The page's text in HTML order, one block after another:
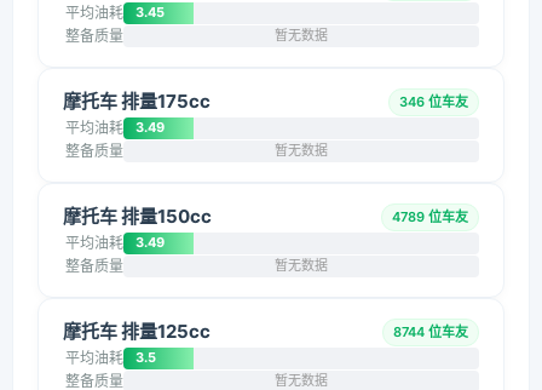
平均油耗 3.45
整备质量 暂无数据
摩托车 排量175cc 346 位车友
平均油耗 3.49
整备质量 暂无数据
摩托车 排量150cc 4789 位车友
平均油耗 3.49
整备质量 暂无数据
摩托车 排量125cc 8744 位车友
平均油耗 3.5
整备质量 暂无数据